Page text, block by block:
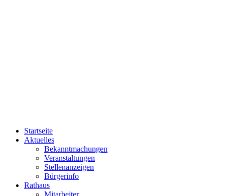
Startseite
Aktuelles
Bekanntmachungen
Veranstaltungen
Stellenanzeigen
Bürgerinfo
Rathaus
Mitarbeiter